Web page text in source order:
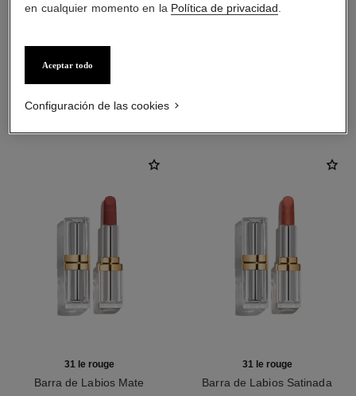
LA COMBINACIÓN PERFECTA
31 le rouge
Barra de Labios Mate
31 le rouge
Barra de Labios Satinada
en cualquier momento en la Política de privacidad
Aceptar todo
Configuración de las cookies